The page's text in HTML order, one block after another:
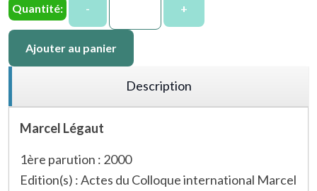
Quantité: - +
Ajouter au panier
Description
Marcel Légaut
1ère parution : 2000
Edition(s) : Actes du Colloque international Marcel